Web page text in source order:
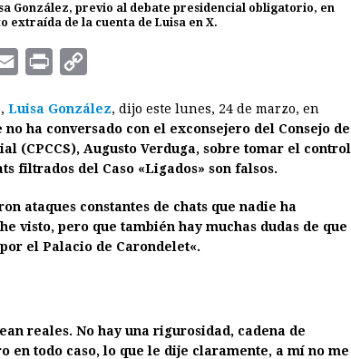
González, previo al debate presidencial obligatorio, en
extraída de la cuenta de Luisa en X.
a
i
l
i
n
t
p
y
L
n
k
Luisa González, dijo este lunes, 24 de marzo, en
no ha conversado con el exconsejero del Consejo de
(CPCCS), Augusto Verduga, sobre tomar el control
filtrados del Caso «Ligados» son falsos.
ataques constantes de chats que nadie ha
visto, pero que también hay muchas dudas de que
el Palacio de Carondelet«.
reales. No hay una rigurosidad, cadena de
en todo caso, lo que le dije claramente, a mí no me